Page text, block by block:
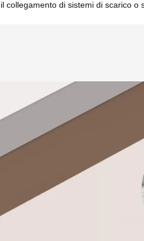
collegamento di sistemi di scarico